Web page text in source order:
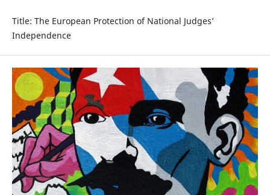
Title: The European Protection of National Judges’
Independence